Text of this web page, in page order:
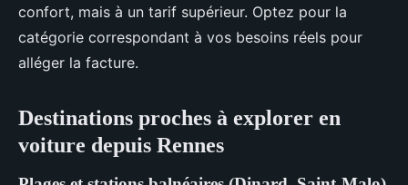
confort, mais à un tarif supérieur. Optez pour la
catégorie correspondant à vos besoins réels pour
alléger la facture.
Destinations proches à explorer en
voiture depuis Rennes